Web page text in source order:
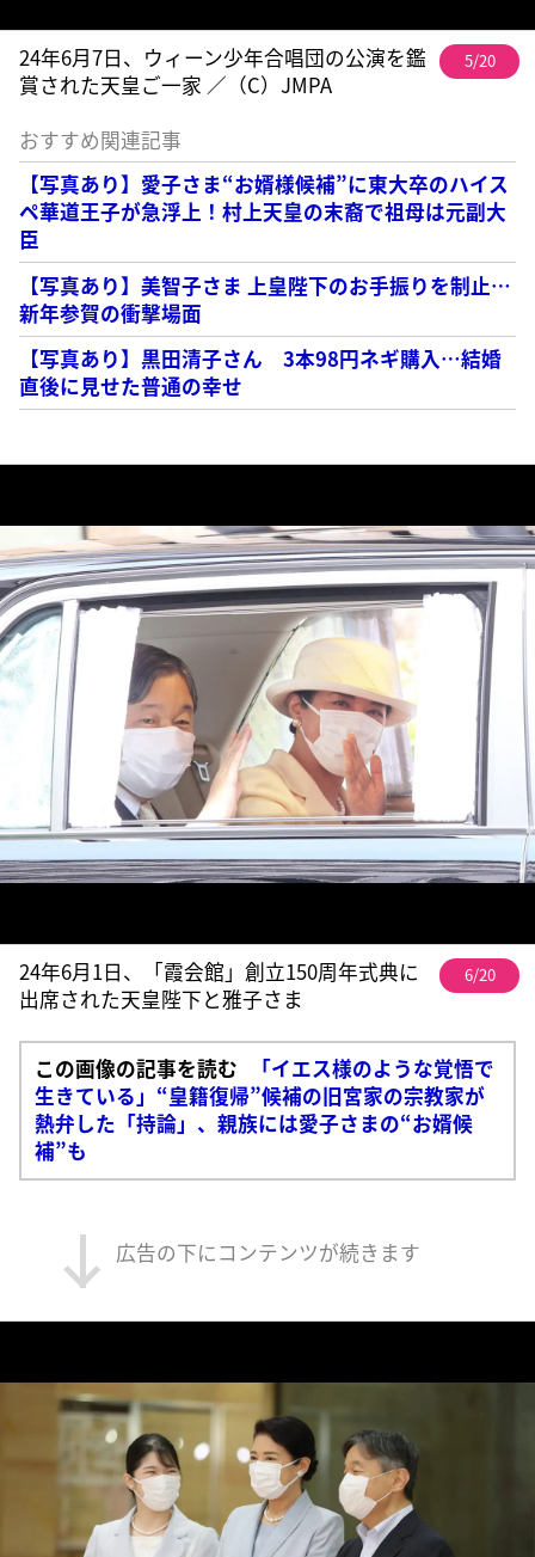
24年6月7日、ウィーン少年合唱団の公演を鑑
賞された天皇ご一家 ／（C）JMPA
5/20
おすすめ関連記事
【写真あり】愛子さま“お婿様候補”に東大卒のハイス
ペ華道王子が急浮上！村上天皇の末裔で祖母は元副大
臣
【写真あり】美智子さま 上皇陛下のお手振りを制止…
新年参賀の衝撃場面
【写真あり】黒田清子さん 3本98円ネギ購入…結婚
直後に見せた普通の幸せ
24年6月1日、「霞会館」創立150周年式典に
出席された天皇陛下と雅子さま
6/20
この画像の記事を読む
「イエス様のような覚悟で
生きている」“皇籍復帰”候補の旧宮家の宗教家が
熱弁した「持論」、親族には愛子さまの“お婿候
補”も
広告の下にコンテンツが続きます